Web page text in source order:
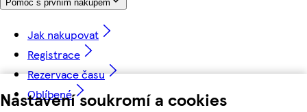
Nastavení soukromí a cookies
Pomoc s prvním nákupem
Jak nakupovat
Registrace
Rezervace času
Oblíbené